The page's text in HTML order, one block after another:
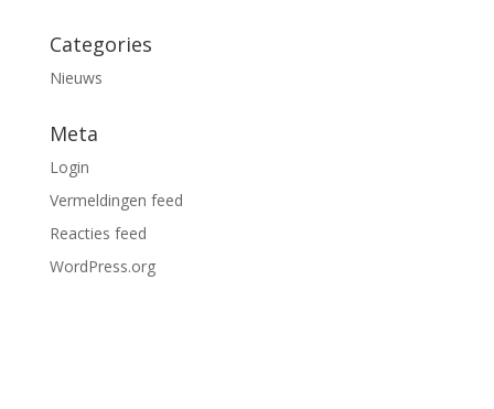
Categories
Nieuws
Meta
Login
Vermeldingen feed
Reacties feed
WordPress.org